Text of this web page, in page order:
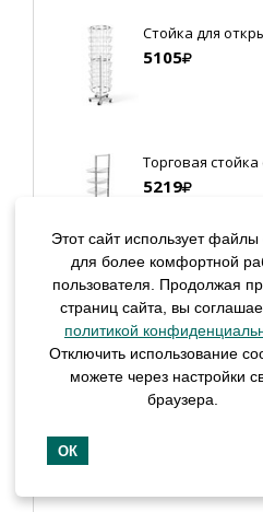
Стойка для
5105
Торговая
5219
Торговая
3514
Этот сайт использует
для более комфортной
пользователя. Продолжая
страниц сайта, вы
политикой
Отключить использование
можете через настройки
браузера.
ОК